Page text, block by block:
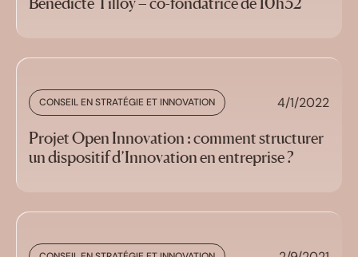
CONSEIL EN STRATÉGIE ET INNOVATION 4/1/2022
Projet Open Innovation : comment structurer
un dispositif d’Innovation en entreprise ?